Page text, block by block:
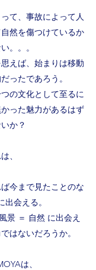
て、事故によって人
然を傷つけているか
。。。
えば、始まりは移動
ったであろう。
の文化として至るに
った魅力があるはず
か？
、
今まで見たことのな
会える。
景 ＝ 自然 に出会え
はないだろうか。
は、